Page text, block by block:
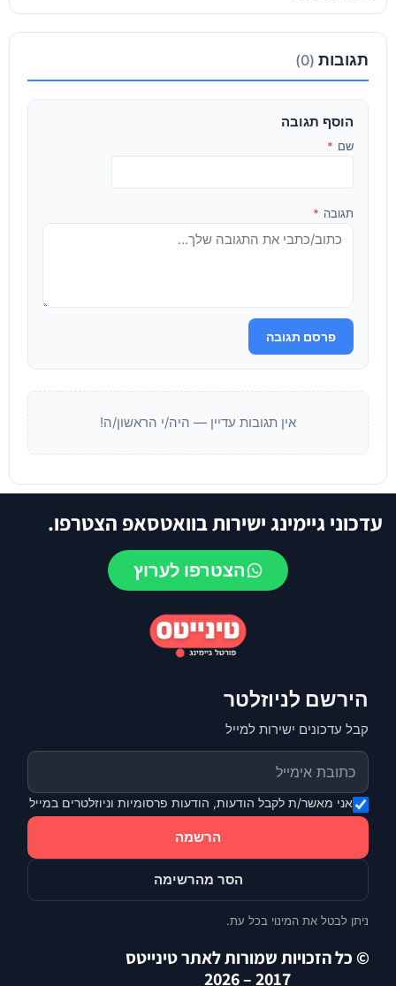
תגובות (0)
הוסף תגובה
שם *
תגובה *
פרסם תגובה
אין תגובות עדיין — היה/י הראשון/ה!
עדכוני גיימינג ישירות בוואטסאפ הצטרפו.
הצטרפו לערוץ
הירשם לניוזלטר
קבל עדכונים ישירות למייל
אני מאשר/ת לקבל הודעות, הודעות פרסומיות וניוזלטרים במייל
הרשמה
הסר מהרשימה
ניתן לבטל את המינוי בכל עת.
© כל הזכויות שמורות לאתר טינייטס
2017 – 2026